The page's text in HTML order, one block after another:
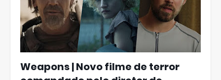
Weapons | Novo filme de terror